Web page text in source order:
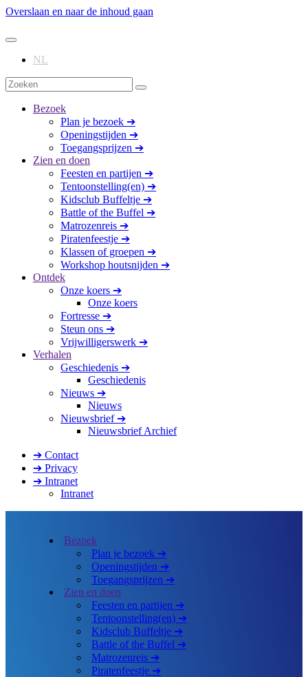
Overslaan en naar de inhoud gaan
NL
Bezoek
Plan je bezoek ➔
Openingstijden ➔
Toegangsprijzen ➔
Zien en doen
Feesten en partijen ➔
Tentoonstelling(en) ➔
Kidsclub Buffeltje ➔
Battle of the Buffel ➔
Matrozenreis ➔
Piratenfeestje ➔
Klassen of groepen ➔
Workshop houtsnijden ➔
Ontdek
Onze koers ➔
Onze koers
Fortresse ➔
Steun ons ➔
Vrijwilligerswerk ➔
Verhalen
Geschiedenis ➔
Geschiedenis
Nieuws ➔
Nieuws
Nieuwsbrief ➔
Nieuwsbrief Archief
➔ Contact
➔ Privacy
➔ Intranet
Intranet
Bezoek
Plan je bezoek ➔
Openingstijden ➔
Toegangsprijzen ➔
Zien en doen
Feesten en partijen ➔
Tentoonstelling(en) ➔
Kidsclub Buffeltje ➔
Battle of the Buffel ➔
Matrozenreis ➔
Piratenfeestje ➔